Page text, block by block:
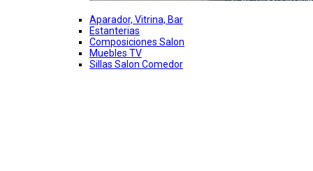
Aparador, Vitrina, Bar
Estanterias
Composiciones Salon
Muebles TV
Sillas Salon Comedor